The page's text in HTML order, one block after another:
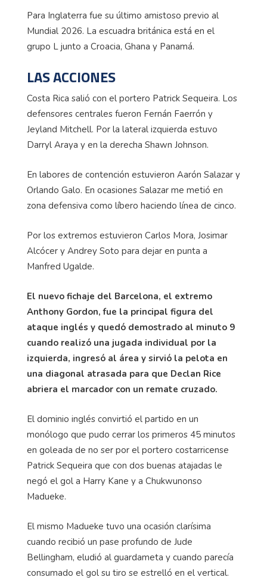
Para Inglaterra fue su último amistoso previo al
Mundial 2026. La escuadra británica está en el
grupo L junto a Croacia, Ghana y Panamá.
LAS ACCIONES
Costa Rica salió con el portero Patrick Sequeira. Los
defensores centrales fueron Fernán Faerrón y
Jeyland Mitchell. Por la lateral izquierda estuvo
Darryl Araya y en la derecha Shawn Johnson.
En labores de contención estuvieron Aarón Salazar y
Orlando Galo. En ocasiones Salazar me metió en
zona defensiva como líbero haciendo línea de cinco.
Por los extremos estuvieron Carlos Mora, Josimar
Alcócer y Andrey Soto para dejar en punta a
Manfred Ugalde.
El nuevo fichaje del Barcelona, el extremo
Anthony Gordon, fue la principal figura del
ataque inglés y quedó demostrado al minuto 9
cuando realizó una jugada individual por la
izquierda, ingresó al área y sirvió la pelota en
una diagonal atrasada para que Declan Rice
abriera el marcador con un remate cruzado.
El dominio inglés convirtió el partido en un
monólogo que pudo cerrar los primeros 45 minutos
en goleada de no ser por el portero costarricense
Patrick Sequeira que con dos buenas atajadas le
negó el gol a Harry Kane y a Chukwunonso
Madueke.
El mismo Madueke tuvo una ocasión clarísima
cuando recibió un pase profundo de Jude
Bellingham, eludió al guardameta y cuando parecía
consumado el gol su tiro se estrelló en el vertical.